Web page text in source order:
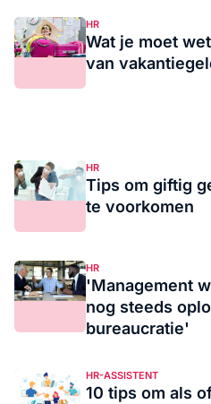
HR
Wat je moet
van
HR
Tips om giftig
te voorkomen
HR
'Management
nog steeds
bureaucratie'
HR-ASSISTENT
10 tips om als